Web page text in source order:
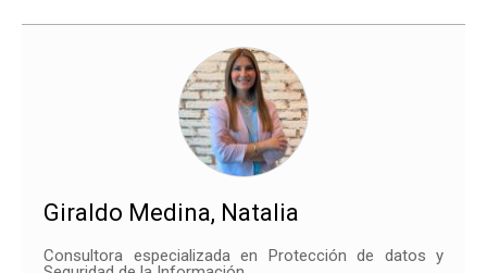
Giraldo Medina, Natalia
Consultora especializada en Protección de datos y